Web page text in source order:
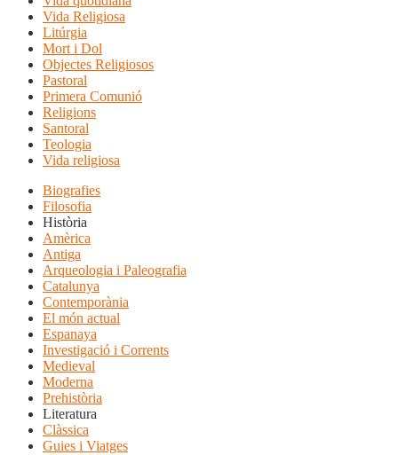
Vida Religiosa
Litúrgia
Mort i Dol
Objectes Religiosos
Pastoral
Primera Comunió
Religions
Santoral
Teologia
Vida religiosa
Biografies
Filosofia
Història
Amèrica
Antiga
Arqueologia i Paleografia
Catalunya
Contemporània
El món actual
Espanaya
Investigació i Corrents
Medieval
Moderna
Prehistòria
Literatura
Clàssica
Guies i Viatges